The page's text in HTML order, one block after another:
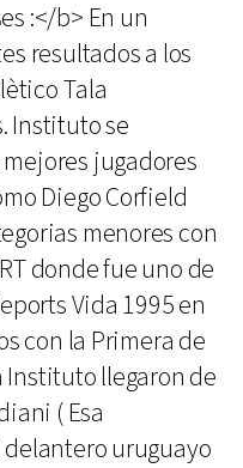
:</b> En un
resultados a los
Tala
Instituto se
jugadores
Diego Corfield
menores con
donde fue uno de
Vida 1995 en
con la Primera de
Instituto llegaron de
( Esa
uruguayo